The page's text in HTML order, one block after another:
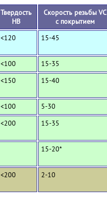
Твердость
HB
Скорость резьбы VC
с покрытием
<120 15-45
<100 15-35
<150 15-40
<100 5-30
<200 15-35
15-20*
<200 2-10